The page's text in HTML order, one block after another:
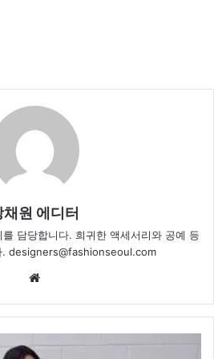
채원 에디터
담당합니다. 희귀한 액세서리와 공예 등
. designers@fashionseoul.com